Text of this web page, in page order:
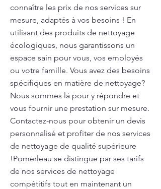
connaître les prix de nos services sur
mesure, adaptés à vos besoins ! En
utilisant des produits de nettoyage
écologiques, nous garantissons un
espace sain pour vous, vos employés
ou votre famille. Vous avez des besoins
spécifiques en matière de nettoyage?
Nous sommes là pour y répondre et
vous fournir une prestation sur mesure.
Contactez-nous pour obtenir un devis
personnalisé et profiter de nos services
de nettoyage de qualité supérieure
!Pomerleau se distingue par ses tarifs
de nos services de nettoyage
compétitifs tout en maintenant un